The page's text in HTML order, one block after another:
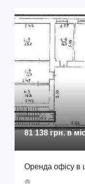
81 138 грн.в
Оренда офісу в